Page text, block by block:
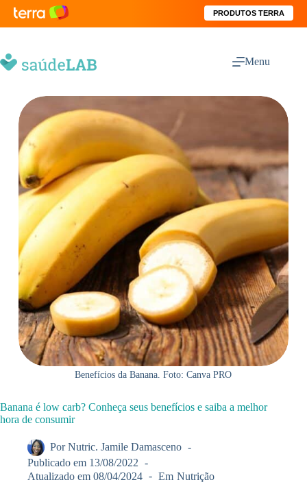
PRODUTOS TERRA
Menu
Benefícios da Banana. Foto: Canva PRO
Banana é low carb? Conheça seus benefícios e saiba a melhor
hora de consumir
Por Nutric. Jamile Damasceno
Publicado em 13/08/2022
Atualizado em 08/04/2024 Em Nutrição